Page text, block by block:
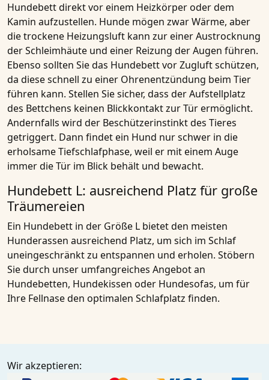
Hundebett direkt vor einem Heizkörper oder dem
Kamin aufzustellen. Hunde mögen zwar Wärme, aber
die trockene Heizungsluft kann zur einer Austrocknung
der Schleimhäute und einer Reizung der Augen führen.
Ebenso sollten Sie das Hundebett vor Zugluft schützen,
da diese schnell zu einer Ohrenentzündung beim Tier
führen kann. Stellen Sie sicher, dass der Aufstellplatz
des Bettchens keinen Blickkontakt zur Tür ermöglicht.
Andernfalls wird der Beschützerinstinkt des Tieres
getriggert. Dann findet ein Hund nur schwer in die
erholsame Tiefschlafphase, weil er mit einem Auge
immer die Tür im Blick behält und bewacht.
Hundebett L: ausreichend Platz für große
Träumereien
Ein Hundebett in der Größe L bietet den meisten
Hunderassen ausreichend Platz, um sich im Schlaf
uneingeschränkt zu entspannen und erholen. Stöbern
Sie durch unser umfangreiches Angebot an
Hundebetten, Hundekissen oder Hundesofas, um für
Ihre Fellnase den optimalen Schlafplatz finden.
Wir akzeptieren: